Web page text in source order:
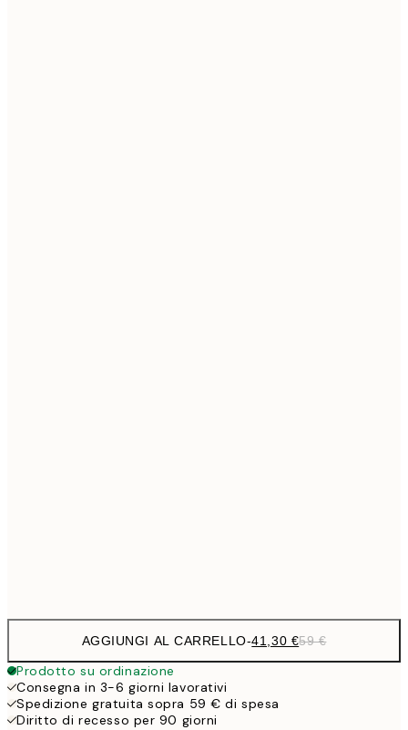
AGGIUNGI AL CARRELLO-41,30 €59 €
Prodotto su ordinazione
Consegna in 3-6 giorni lavorativi
Spedizione gratuita sopra 59 € di spesa
Diritto di recesso per 90 giorni